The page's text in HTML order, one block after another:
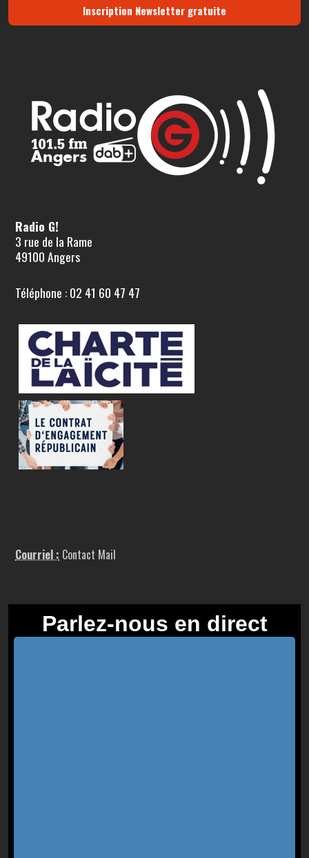
Inscription Newsletter gratuite
Radio G!
3 rue de la Rame
49100 Angers
Téléphone : 02 41 60 47 47
Courriel : Contact Mail